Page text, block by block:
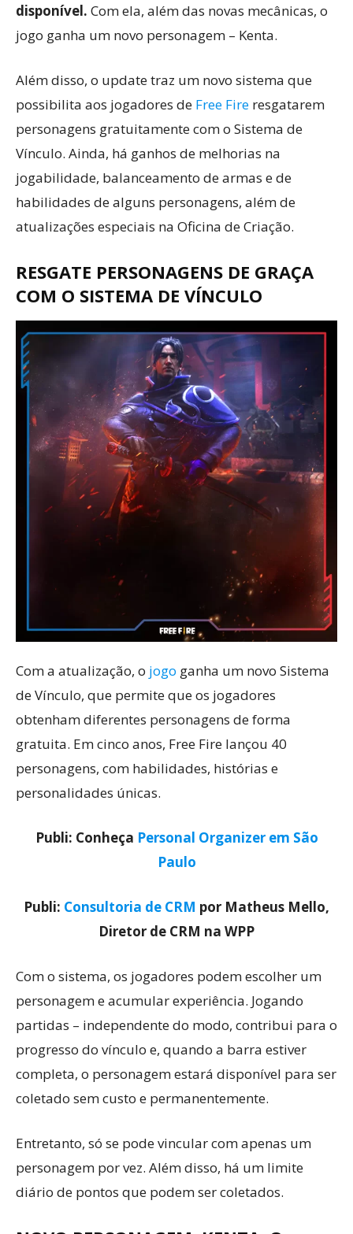
disponível. Com ela, além das novas mecânicas, o
jogo ganha um novo personagem – Kenta.
Além disso, o update traz um novo sistema que
possibilita aos jogadores de Free Fire resgatarem
personagens gratuitamente com o Sistema de
Vínculo. Ainda, há ganhos de melhorias na
jogabilidade, balanceamento de armas e de
habilidades de alguns personagens, além de
atualizações especiais na Oficina de Criação.
RESGATE PERSONAGENS DE GRAÇA
COM O SISTEMA DE VÍNCULO
Com a atualização, o jogo ganha um novo Sistema
de Vínculo, que permite que os jogadores
obtenham diferentes personagens de forma
gratuita. Em cinco anos, Free Fire lançou 40
personagens, com habilidades, histórias e
personalidades únicas.
Publi: Conheça Personal Organizer em São
Paulo
Publi: Consultoria de CRM por Matheus Mello,
Diretor de CRM na WPP
Com o sistema, os jogadores podem escolher um
personagem e acumular experiência. Jogando
partidas – independente do modo, contribui para o
progresso do vínculo e, quando a barra estiver
completa, o personagem estará disponível para ser
coletado sem custo e permanentemente.
Entretanto, só se pode vincular com apenas um
personagem por vez. Além disso, há um limite
diário de pontos que podem ser coletados.